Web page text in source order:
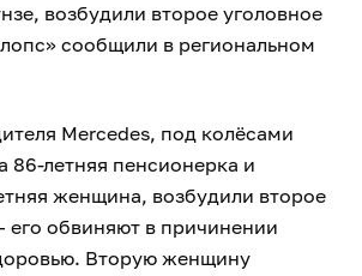
возбудили второе уголовное
сообщили в региональном
Mercedes, под колёсами
86-летняя пенсионерка и
женщина, возбудили второе
его обвиняют в причинении
Вторую женщину